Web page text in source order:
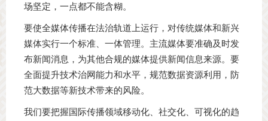
场坚定，一点都不能含糊。
要使全媒体传播在法治轨道上运行，对传统媒体和新兴
媒体实行一个标准、一体管理。主流媒体要准确及时发
布新闻消息，为其他合规的媒体提供新闻信息来源。要
全面提升技术治网能力和水平，规范数据资源利用，防
范大数据等新技术带来的风险。
我们要把握国际传播领域移动化、社交化、可视化的趋